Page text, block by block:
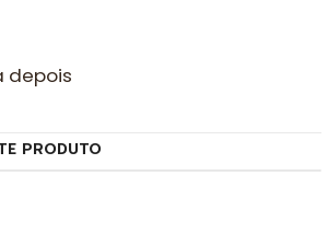
depois
PRODUTO